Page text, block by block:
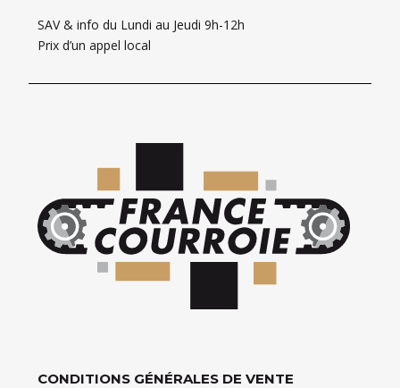
SAV & info du Lundi au Jeudi 9h-12h
Prix d’un appel local
CONDITIONS GÉNÉRALES DE VENTE